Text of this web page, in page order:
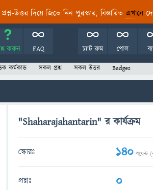
উত্তর দিয়ে জিতে নিন পুরস্কার, বিস্তারিত এখানে
করুন FAQ পোল
চ্যাট রুম
কর্মকান্ড সকল প্রশ্ন সকল উত্তর Badges
"Shaharajahantarin" র কার্যক্রম
স্কোরঃ 140 পয়েন্ট
প্রশ্নঃ 0